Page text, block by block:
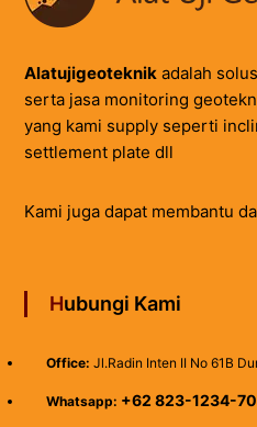
Alatujigeoteknikadalah
serta jasa monitoring
yang kami supply seperti
settlement plate dll
Kami juga dapat membantu
Hubungi Kami
Office: Jl.Radin Inten II No 61B
Whatsapp: +62 823-1234-